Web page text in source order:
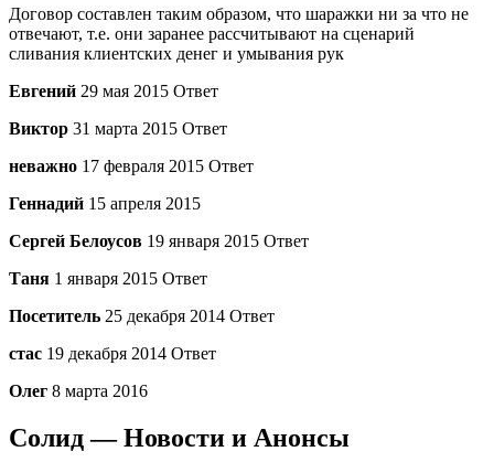
Договор составлен таким образом, что шаражки ни за что не
отвечают, т.е. они заранее рассчитывают на сценарий
сливания клиентских денег и умывания рук
Евгений 29 мая 2015 Ответ
Виктор 31 марта 2015 Ответ
неважно 17 февраля 2015 Ответ
Геннадий 15 апреля 2015
Сергей Белоусов 19 января 2015 Ответ
Таня 1 января 2015 Ответ
Посетитель 25 декабря 2014 Ответ
стас 19 декабря 2014 Ответ
Олег 8 марта 2016
Солид — Новости и Анонсы